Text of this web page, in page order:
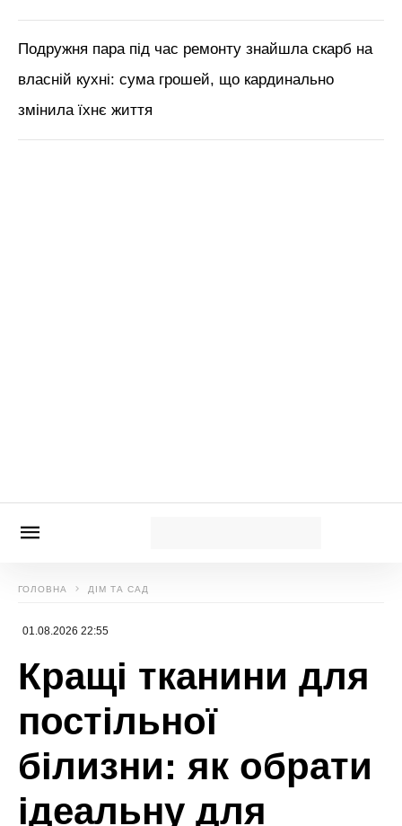
Подружня пара під час ремонту знайшла скарб на
власній кухні: сума грошей, що кардинально
змінила їхнє життя